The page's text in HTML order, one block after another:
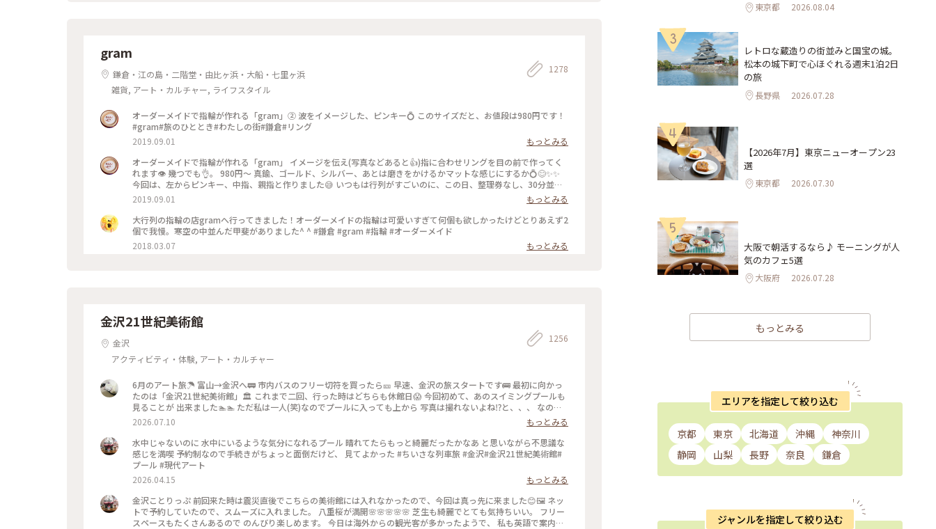
gram
鎌倉・江の島・二階堂・由比ヶ浜・大船・七里ヶ浜
雑貨, アート・カルチャー, ライフスタイル
1278
オーダーメイドで指輪が作れる「gram」② 波をイメージした、ピンキー💍 このサイズだと、お値段は980円です！
#gram#旅のひととき#わたしの街#鎌倉#リング
2019.09.01
もっとみる
オーダーメイドで指輪が作れる「gram」 イメージを伝え(写真などあると👍)指に合わせリングを目の前で作ってく
れます👁 幾つでも👌。 980円〜 真鍮、ゴールド、シルバー、あとは磨きをかけるかマットな感じにするか💍😊✨✨
今回は、左からピンキー、中指、親指と作りました😅 いつもは行列がすごいのに、この日、整理券なし、30分並び
入れました😱😱‼️(平日の夕方) 皆さん、カップルもいだけど、グループで来られ旅の思い出に作られたりしている方
が多かったです😊 まさか、入れると思わなかったので、待ち時間に情報収集し勢いで作ったリング。それでも、な
んだか愛着がわきますね… 次は、重ね付けられるのを作ろうかなぁ… #gram#旅のひととき#わたしの街#鎌倉#リン
グ
2019.09.01
もっとみる
大行列の指輪の店gramへ行ってきました！オーダーメイドの指輪は可愛いすぎて何個も欲しかったけどとりあえず2
個で我慢。寒空の中並んだ甲斐がありました^ ^ #鎌倉 #gram #指輪 #オーダーメイド
2018.03.07
もっとみる
金沢21世紀美術館
金沢
アクティビティ・体験, アート・カルチャー
1256
6月のアート旅☂️ 富山→金沢へ🚃 市内バスのフリー切符を買ったら🎫 早速、金沢の旅スタートです🚌 最初に向かっ
たのは「金沢21世紀美術館」🏛️ これまで二回、行った時はどちらも休館日😱 今回初めて、あのスイミングプールも
見ることが 出来ました🏊🏊 ただ私は一人(笑)なのでプールに入っても上から 写真は撮れないよね⁉️と、、、 なので
上から下の人達を見て楽しみました😂 修学旅行かな❓の子供達の同行者の様に…🤣 混まないうちにと午前中に来たの
で そこまで混雑してなくゆっくり出来ました✨✨ #ひみつの絶景 #ことりっぷ金沢 #金沢21世紀美術館#スイミングプ
ール #金沢市内バスフリー切符
2026.07.10
もっとみる
水中じゃないのに 水中にいるような気分になれるプール 晴れてたらもっと綺麗だったかなあ と思いながら不思議な
感じを満喫 予約制なので手続きがちょっと面倒だけど、 見てよかった #ちいさな列車旅 #金沢#金沢21世紀美術館#
プール #現代アート
2026.04.15
もっとみる
金沢ことりっぷ 前回来た時は震災直後でこちらの美術館には入れなかったので、今回は真っ先に来ました😊🖼️ ネッ
トで予約していたので、スムーズに入れました。 八重桜が満開🌸🌸🌸🌸🌸 芝生も綺麗でとても気持ちいい。 フリー
スペースもたくさんあるので のんびり楽しめます。 今日は海外からの観光客が多かったようで、 私も英語で案内さ
東京都 2026.08.04
3
レトロな蔵造りの街並みと国宝の城。
松本の城下町で心ほぐれる週末1泊2日
の旅
長野県 2026.07.28
4
【2026年7月】東京ニューオープン23
選
東京都 2026.07.30
5
大阪で朝活するなら♪ モーニングが人
気のカフェ5選
大阪府 2026.07.28
もっとみる
エリアを指定して絞り込む
京都 東京 北海道 沖縄
神奈川
静岡
山梨 長野 奈良 鎌倉
ジャンルを指定して絞り込む